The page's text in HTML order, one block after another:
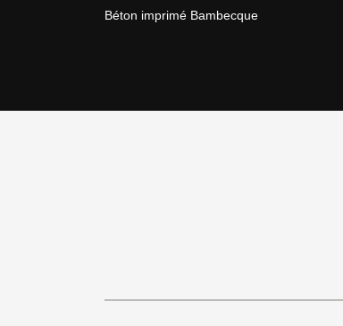
Béton imprimé Bambecque